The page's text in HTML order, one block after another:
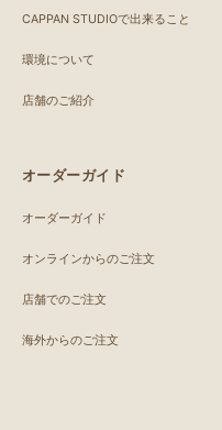
CAPPAN STUDIOで出来ること
環境について
店舗のご紹介
オーダーガイド
オーダーガイド
オンラインからのご注文
店舗でのご注文
海外からのご注文